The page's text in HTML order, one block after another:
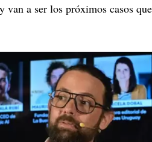
van a ser los próximos casos